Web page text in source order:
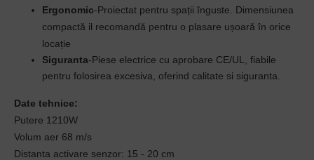
Ergonomic-Proiectat pentru spații înguste.
Dimensiunea
compactă il recomandă pentru o plasare ușoară în orice
locație
Siguranta-Piese electrice cu aprobare CE/UL, fiabile
pentru folosirea excesiva, oferind calitate si siguranta.
Date tehnice:
Putere 1210W
Volum aer 68 m/s
Distanta activare senzor: 15 - 20 cm